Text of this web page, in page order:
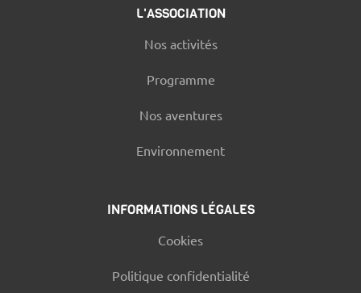
L'ASSOCIATION
Nos activités
Programme
Nos aventures
Environnement
INFORMATIONS LÉGALES
Cookies
Politique confidentialité